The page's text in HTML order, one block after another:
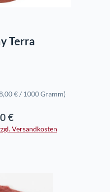
Terra
€ / 1000 Gramm)
Preis:
€
Versandkosten